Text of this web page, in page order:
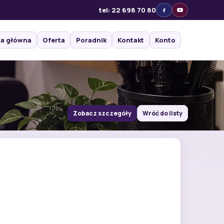
tel: 22 698 70 80
główna Oferta Poradnik Kontakt Konto
Zobacz szczegóły Wróć do listy